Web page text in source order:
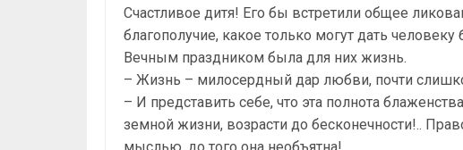
Счастливое дитя! Его бы встретили общее
благополучие, какое только могут дать человеку
Вечным праздником была для них жизнь.
– Жизнь – милосердный дар любви, почти
– И представить себе, что эта полнота
земной жизни, возрасти до бесконечности!..